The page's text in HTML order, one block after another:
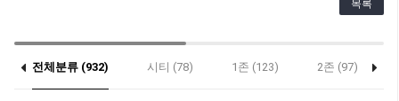
목록
전체분류 (932) 시티 (78) 1존 (123) 2존 (97)